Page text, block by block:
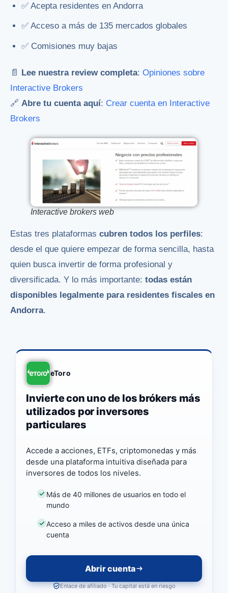
✅ Acepta residentes en Andorra
✅ Acceso a más de 135 mercados globales
✅ Comisiones muy bajas
📄 Lee nuestra review completa: Opiniones sobre
Interactive Brokers
🔗 Abre tu cuenta aquí: Crear cuenta en Interactive
Brokers
Interactive brokers web
Estas tres plataformas cubren todos los perfiles:
desde el que quiere empezar de forma sencilla, hasta
quien busca invertir de forma profesional y
diversificada. Y lo más importante: todas están
disponibles legalmente para residentes fiscales en
Andorra.
eToro
Invierte con uno de los brókers más
utilizados por inversores
particulares
Accede a acciones, ETFs, criptomonedas y más
desde una plataforma intuitiva diseñada para
inversores de todos los niveles.
Más de 40 millones de usuarios en todo el
mundo
Acceso a miles de activos desde una única
cuenta
Abrir cuenta
Enlace de afiliado · Tu capital está en riesgo